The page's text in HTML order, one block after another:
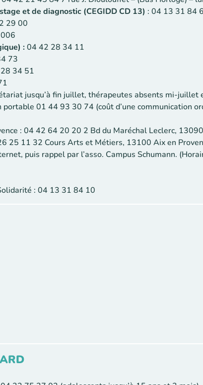
et de diagnostic (CEGIDD CD 13) : 04 13 31 84
29 00
:04 42 28 34 11
73
34 51
jusqu’à fin juillet, thérapeutes absents mi-juillet
portable 01 44 93 30 74 (coût d’une communication
: 04 42 64 20 20 2 Bd du Maréchal Leclerc,
25 11 32 Cours Arts et Métiers, 13100 Aix en
puis rappel par l’asso. Campus Schumann.
: 04 13 31 84 10